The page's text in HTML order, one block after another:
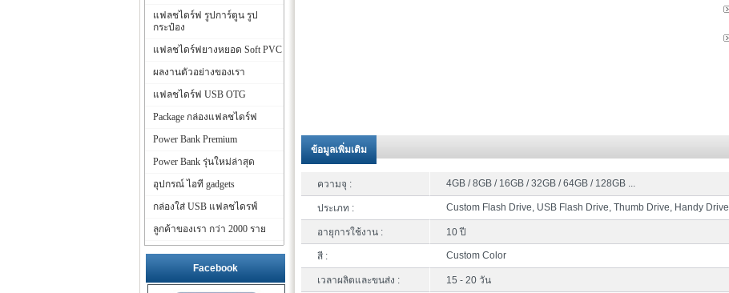
ข้อมูลเพิ่มเติม
ความจุ : 4GB / 8GB / 16GB / 32GB / 64GB / 128GB ...
ประเภท : Custom Flash Drive, USB Flash Drive, Thumb Drive, Handy Drive
อายุการใช้งาน : 10 ปี
สี : Custom Color
เวลาผลิตและขนส่ง : 15 - 20 วัน
แฟลชไดร์ฟ รูปการ์ตูน รูป
กระป๋อง
แฟลชไดร์ฟยางหยอด Soft PVC
ผลงานตัวอย่างของเรา
แฟลชไดร์ฟ USB OTG
Package กล่องแฟลชไดร์ฟ
Power Bank Premium
Power Bank รุ่นใหม่ล่าสุด
อุปกรณ์ ไอที gadgets
กล่องใส่ USB แฟลชไดรฟ์
ลูกค้าของเรา กว่า 2000 ราย
Facebook